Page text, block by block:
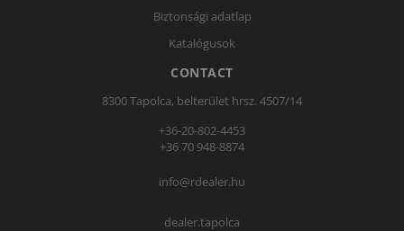
Biztonsági adatlap
Katalógusok
CONTACT
8300 Tapolca, belterület hrsz. 4507/14
+36-20-802-4453
+36 70 948-8874
info@rdealer.hu
dealer.tapolca